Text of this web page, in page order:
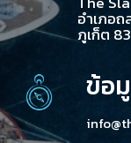
อำเภอถ
ภูเก็ต
ข้อ